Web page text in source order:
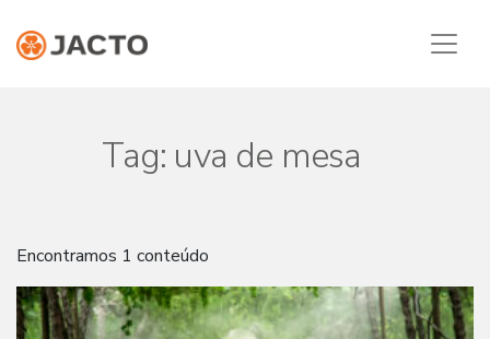
Tag: uva de mesa
Encontramos 1 conteúdo